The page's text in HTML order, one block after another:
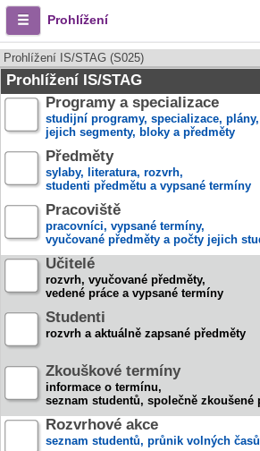
Prohlížení
Prohlížení IS/STAG (S025)
Prohlížení IS/STAG
Programy a specializace
studijní programy, specializace, plány,
jejich segmenty, bloky a předměty
Předměty
sylaby, literatura, rozvrh,
studenti předmětu a vypsané termíny
Pracoviště
pracovníci, vypsané termíny,
vyučované předměty a počty jejich
Učitelé
rozvrh, vyučované předměty,
vedené práce a vypsané termíny
Studenti
rozvrh a aktuálně zapsané předměty
Zkouškové termíny
informace o termínu,
seznam studentů, společně zkoušené
Rozvrhové akce
seznam studentů, průnik volných časů